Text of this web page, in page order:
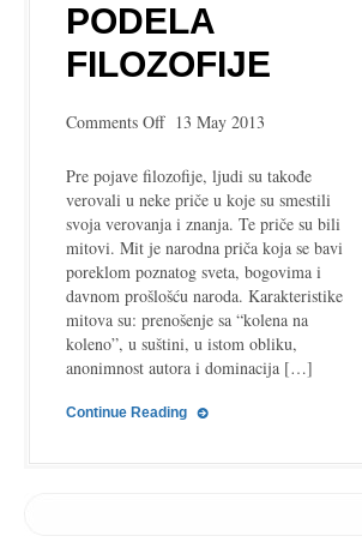
PODELA
FILOZOFIJE
Comments Offon
i
istorijska
podela
filozofije
13 May 2013
Pre pojave filozofije, ljudi su takođe
verovali u neke priče u koje su smestili
svoja verovanja i znanja. Te priče su bili
mitovi. Mit je narodna priča koja se bavi
poreklom poznatog sveta, bogovima i
davnom prošlošću naroda. Karakteristike
mitova su: prenošenje sa “kolena na
koleno”, u suštini, u istom obliku,
anonimnost autora i dominacija […]
Continue Reading